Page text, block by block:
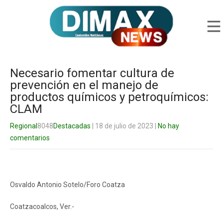
Necesario fomentar cultura de
prevención en el manejo de
productos químicos y petroquímicos:
CLAM
Regional 8048Destacadas | 18 de julio de 2023
No hay
comentarios
Osvaldo Antonio Sotelo/Foro Coatza
Coatzacoalcos, Ver.-